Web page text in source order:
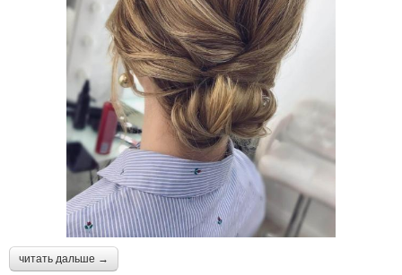
читать дальше →